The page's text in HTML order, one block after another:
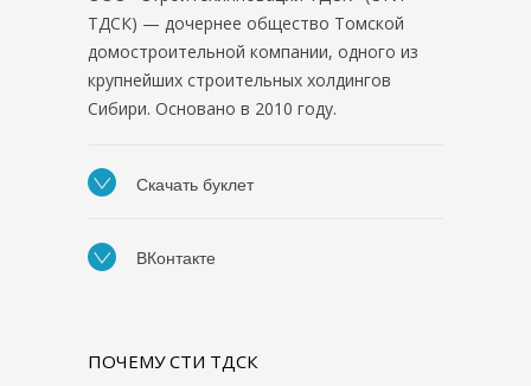
ТДСК) — дочернее общество Томской
домостроительной компании, одного из
крупнейших строительных холдингов
Сибири. Основано в 2010 году.
Скачать буклет
ВКонтакте
ПОЧЕМУ СТИ ТДСК